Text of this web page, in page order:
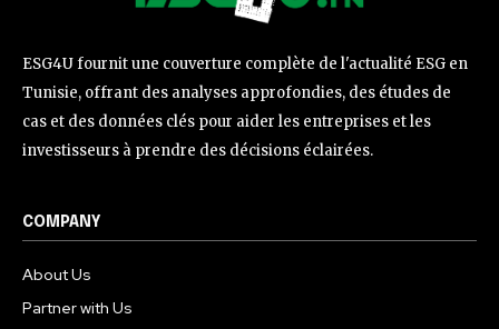
ESG4U fournit une couverture complète de l'actualité ESG en
Tunisie, offrant des analyses approfondies, des études de
cas et des données clés pour aider les entreprises et les
investisseurs à prendre des décisions éclairées.
COMPANY
About Us
Partner with Us